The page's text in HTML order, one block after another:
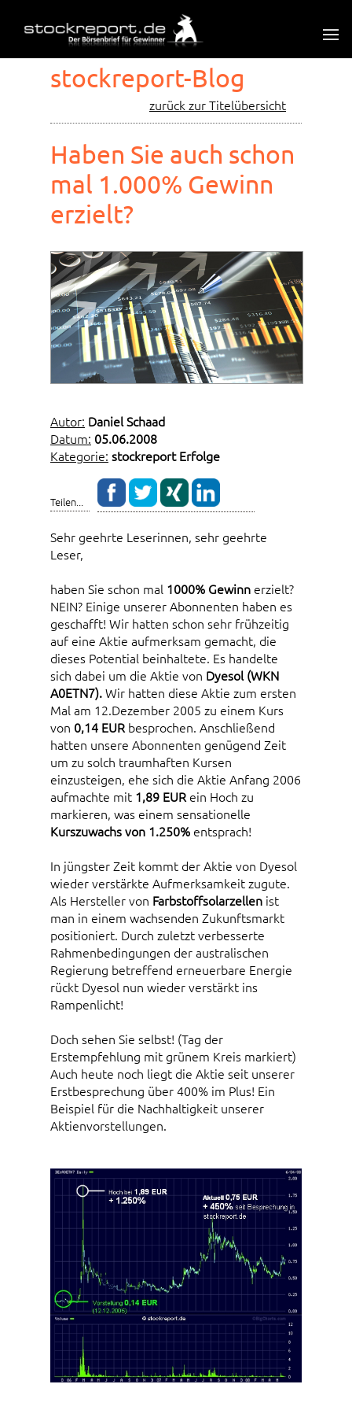
stockreport-Blog
zurück zur Titelübersicht
Haben Sie auch schon
mal 1.000% Gewinn
erzielt?
Autor: Daniel Schaad
Datum: 05.06.2008
Kategorie: stockreport Erfolge
Teilen...
Sehr geehrte Leserinnen, sehr geehrte
Leser,
haben Sie schon mal 1000% Gewinn erzielt?
NEIN? Einige unserer Abonnenten haben es
geschafft! Wir hatten schon sehr frühzeitig
auf eine Aktie aufmerksam gemacht, die
dieses Potential beinhaltete. Es handelte
sich dabei um die Aktie von Dyesol (WKN
A0ETN7).Wir hatten diese Aktie zum ersten
Mal am 12.Dezember 2005 zu einem Kurs
von 0,14 EURbesprochen. Anschließend
hatten unsere Abonnenten genügend Zeit
um zu solch traumhaften Kursen
einzusteigen, ehe sich die Aktie Anfang 2006
aufmachte mit 1,89 EURein Hoch zu
markieren, was einem sensationelle
Kurszuwachs von 1.250% entsprach!
In jüngster Zeit kommt der Aktie von Dyesol
wieder verstärkte Aufmerksamkeit zugute.
Als Hersteller von Farbstoffsolarzellen ist
man in einem wachsenden Zukunftsmarkt
positioniert. Durch zuletzt verbesserte
Rahmenbedingungen der australischen
Regierung betreffend erneuerbare Energie
rückt Dyesol nun wieder verstärkt ins
Rampenlicht!
Doch sehen Sie selbst! (Tag der
Erstempfehlung mit grünem Kreis markiert)
Auch heute noch liegt die Aktie seit unserer
Erstbesprechung über 400% im Plus! Ein
Beispiel für die Nachhaltigkeit unserer
Aktienvorstellungen.